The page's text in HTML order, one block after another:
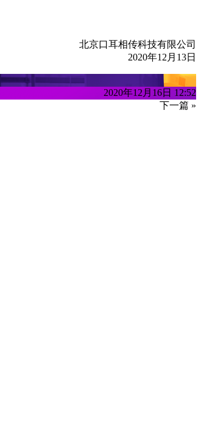
北京口耳相传科技有限公司
2020年12月13日
2020年12月16日 12:52
下一篇 »